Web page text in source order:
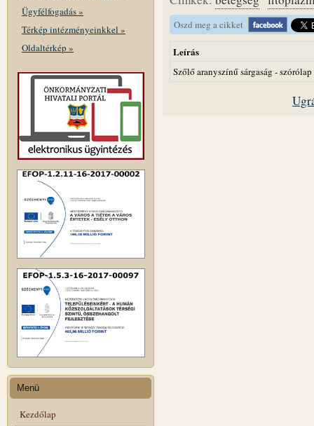
Ügyfélfogadás »
Térkép intézményeinkkel »
Oldaltérkép »
Menü
Kezdőlap
Oszd meg a cikket
Leírás
Szőlő aranyszínű sárgaság - szórólap